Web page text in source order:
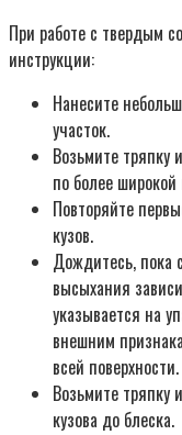
При работе с твердым
инструкции:
Нанесите
участок.
Возьмите тряпку
по более широкой
Повторяйте
кузов.
Дождитесь, пока
высыхания
указывается на
внешним
всей поверхности.
Возьмите тряпку
кузова до блеска.